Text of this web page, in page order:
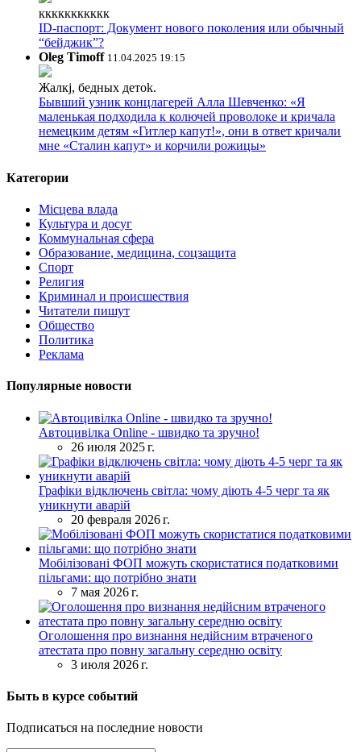
ккккккккккк
ID-паспорт: Документ нового поколения или обычный
“бейджик”?
Oleg Timoff 11.04.2025 19:15
Жалкj, бедных детok.
Бывший узник концлагерей Алла Шевченко: «Я
маленькая подходила к колючей проволоке и кричала
немецким детям «Гитлер капут!», они в ответ кричали
мне «Сталин капут» и корчили рожицы»
Категории
Місцева влада
Культура и досуг
Коммунальная сфера
Образование, медицина, соцзащита
Спорт
Религия
Криминал и происшествия
Читатели пишут
Общество
Политика
Реклама
Популярные новости
Автоцивілка Online - швидко та зручно!
26 июля 2025 г.
Графіки відключень світла: чому діють 4-5 черг та як
уникнути аварій
20 февраля 2026 г.
Мобілізовані ФОП можуть скористатися податковими
пільгами: що потрібно знати
7 мая 2026 г.
Оголошення про визнання недійсним втраченого
атестата про повну загальну середню освіту
3 июля 2026 г.
Быть в курсе событий
Подписаться на последние новости